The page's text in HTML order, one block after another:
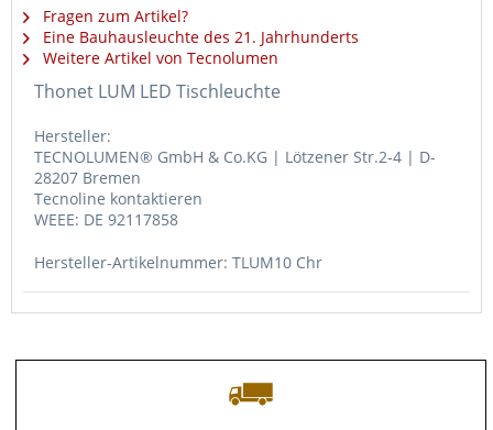
Fragen zum Artikel?
Eine Bauhausleuchte des 21. Jahrhunderts
Weitere Artikel von Tecnolumen
Thonet LUM LED Tischleuchte
Hersteller:
TECNOLUMEN® GmbH & Co.KG | Lötzener Str.2-4 | D-
28207 Bremen
Tecnoline kontaktieren
WEEE: DE 92117858
Hersteller-Artikelnummer: TLUM10 Chr